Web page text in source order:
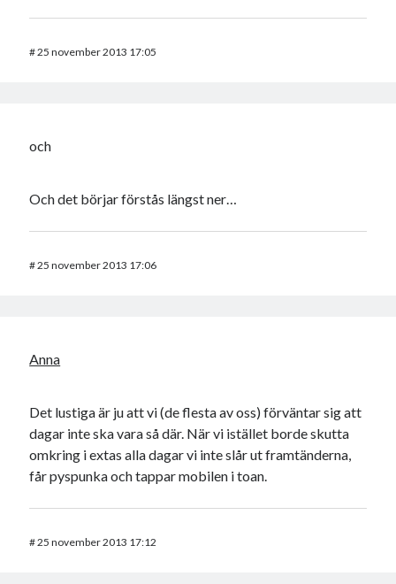
#25 november 2013 17:05
och
Och det börjar förstås längst ner…
#25 november 2013 17:06
Anna
Det lustiga är ju att vi (de flesta av oss) förväntar sig att
dagar inte ska vara så där. När vi istället borde skutta
omkring i extas alla dagar vi inte slår ut framtänderna,
får pyspunka och tappar mobilen i toan.
#25 november 2013 17:12